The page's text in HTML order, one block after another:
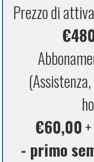
Prezzo di
€60,00
- primo